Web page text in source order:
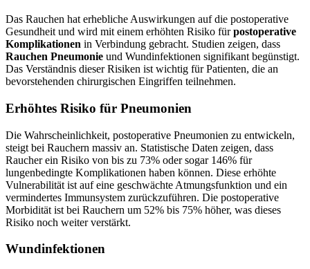
Das Rauchen hat erhebliche Auswirkungen auf die postoperative
Gesundheit und wird mit einem erhöhten Risiko fürpostoperative
Komplikationen in Verbindung gebracht. Studien zeigen, dass
Rauchen Pneumonie und Wundinfektionen signifikant begünstigt.
Das Verständnis dieser Risiken ist wichtig für Patienten, die an
bevorstehenden chirurgischen Eingriffen teilnehmen.
Erhöhtes Risiko für Pneumonien
Die Wahrscheinlichkeit, postoperative Pneumonien zu entwickeln,
steigt bei Rauchern massiv an. Statistische Daten zeigen, dass
Raucher ein Risiko von bis zu 73% oder sogar 146% für
lungenbedingte Komplikationen haben können. Diese erhöhte
Vulnerabilität ist auf eine geschwächte Atmungsfunktion und ein
vermindertes Immunsystem zurückzuführen. Die postoperative
Morbidität ist bei Rauchern um 52% bis 75% höher, was dieses
Risiko noch weiter verstärkt.
Wundinfektionen